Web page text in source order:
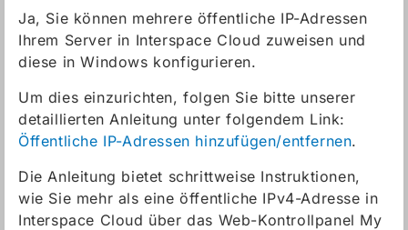
Ja, Sie können mehrere öffentliche IP-Adressen
Ihrem Server in Interspace Cloud zuweisen und
diese in Windows konfigurieren.
Um dies einzurichten, folgen Sie bitte unserer
detaillierten Anleitung unter folgendem Link:
Öffentliche IP-Adressen hinzufügen/entfernen.
Die Anleitung bietet schrittweise Instruktionen,
wie Sie mehr als eine öffentliche IPv4-Adresse in
Interspace Cloud über das Web-Kontrollpanel My